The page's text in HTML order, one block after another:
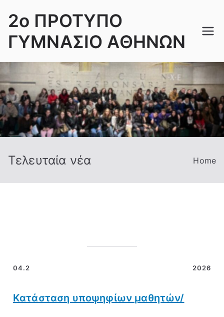
content
2ο ΠΡΟΤΥΠΟ
ΓΥΜΝΑΣΙΟ ΑΘΗΝΩΝ
Τελευταία νέα Home
04.2 2026
Κατάσταση υποψηφίων μαθητών/